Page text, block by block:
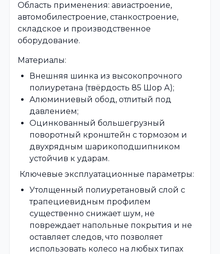
Область применения: авиастроение,
автомобилестроение, станкостроение,
складское и производственное
оборудование.
Материалы:
Внешняя шинка из высокопрочного
полиуретана (твёрдость 85 Шор А);
Алюминиевый обод, отлитый под
давлением;
Оцинкованный большегрузный
поворотный кронштейн с тормозом и
двухрядным шарикоподшипником
устойчив к ударам.
Ключевые эксплуатационные параметры:
Утолщенный полиуретановый слой с
трапециевидным профилем
существенно снижает шум, не
повреждает напольные покрытия и не
оставляет следов, что позволяет
использовать колесо на любых типах